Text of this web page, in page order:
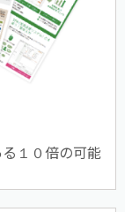
１０倍の可能